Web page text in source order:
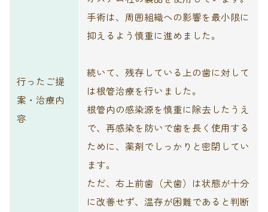
行ったご提
案・治療内
容
手術は、周囲組織への影響を最小限に
抑えるよう慎重に進めました。
続いて、残存している上の歯に対して
は根管治療を行いました。
根管内の感染源を慎重に除去したうえ
で、再感染を防いで歯を長く使用する
ために、薬剤でしっかりと密閉してい
ます。
ただ、右上前歯（犬歯）は状態が十分
に改善せず、温存が困難であると判断